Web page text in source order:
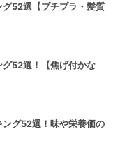
52選【プチプラ・髪質
グ52選！【焦げ付かな
グ52選！味や栄養価の